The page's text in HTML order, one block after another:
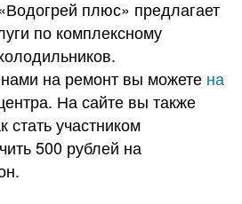
плюс» предлагает
по комплексному
на ремонт вы можете на
На сайте вы также
стать участником
500 рублей на